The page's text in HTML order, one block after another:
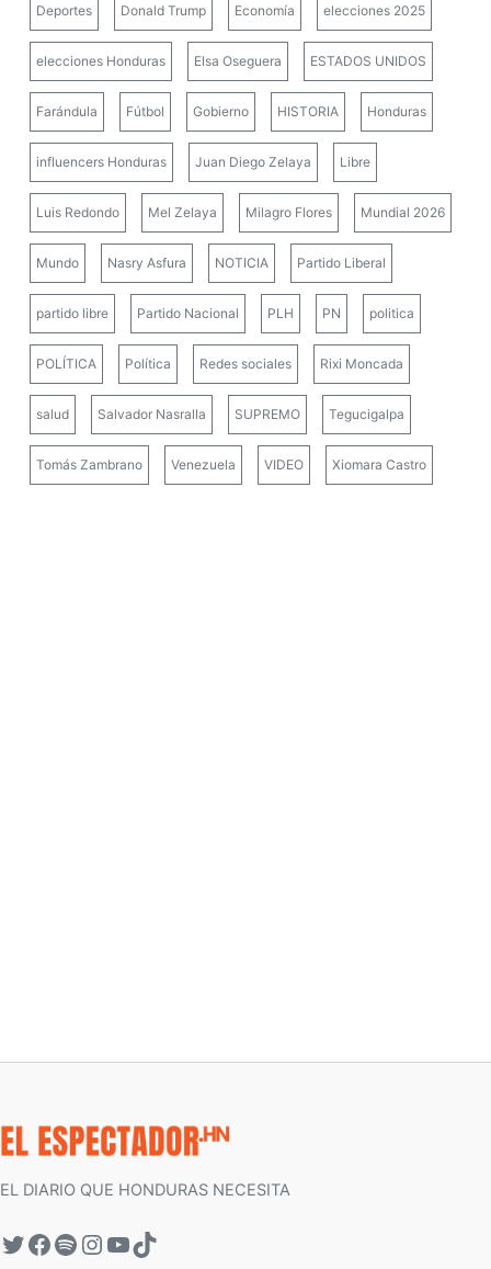
Deportes Donald Trump Economía elecciones 2025
elecciones Honduras Elsa Oseguera ESTADOS UNIDOS
Farándula Fútbol Gobierno HISTORIA Honduras
influencers Honduras Juan Diego Zelaya Libre
Luis Redondo Mel Zelaya Milagro Flores Mundial 2026
Mundo Nasry Asfura NOTICIA Partido Liberal
partido libre Partido Nacional PLH PN politica
POLÍTICA Política Redes sociales Rixi Moncada
salud Salvador Nasralla SUPREMO Tegucigalpa
Tomás Zambrano Venezuela VIDEO Xiomara Castro
EL DIARIO QUE HONDURAS NECESITA